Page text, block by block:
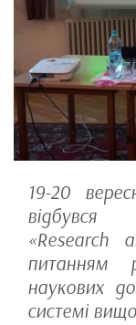
19-20
відбувся
«Research
питанням
наукових
системі